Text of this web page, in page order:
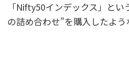
「Nifty50インデックス」と
の詰め合わせ”を購入したよう